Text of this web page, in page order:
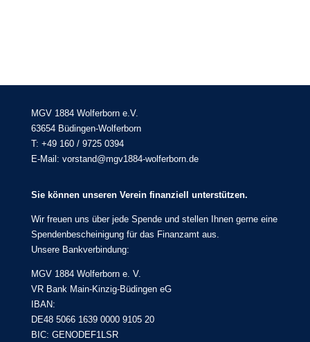
MGV 1884 Wolferborn e.V.
63654 Büdingen-Wolferborn
T: +49 160 / 9725 0394
E-Mail: vorstand@mgv1884-wolferborn.de
Sie können unseren Verein finanziell unterstützen.
Wir freuen uns über jede Spende und stellen Ihnen gerne eine
Spendenbescheinigung für das Finanzamt aus.
Unsere Bankverbindung:
MGV 1884 Wolferborn e. V.
VR Bank Main-Kinzig-Büdingen eG
IBAN:
DE48 5066 1639 0000 9105 20
BIC: GENODEF1LSR